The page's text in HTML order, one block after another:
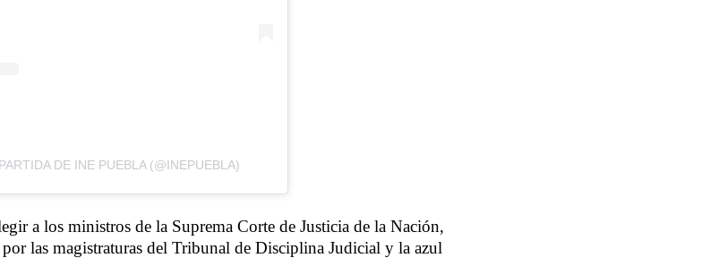
DE INE PUEBLA (@INEPUEBLA)
a los ministros de la Suprema Corte de Justicia de la Nación,
las magistraturas del Tribunal de Disciplina Judicial y la azul